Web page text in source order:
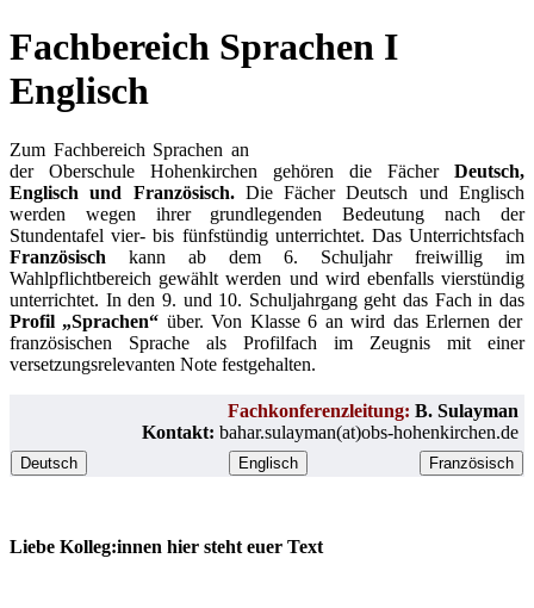
Fachbereich Sprachen I
Englisch
Zum Fachbereich Sprachen an
der Oberschule Hohenkirchen gehören die Fächer Deutsch,
Englisch und Französisch. Die Fächer Deutsch und Englisch
werden wegen ihrer grundlegenden Bedeutung nach der
Stundentafel vier- bis fünfstündig unterrichtet. Das Unterrichtsfach
Französisch kann ab dem 6. Schuljahr freiwillig im
Wahlpflichtbereich gewählt werden und wird ebenfalls vierstündig
unterrichtet. In den 9. und 10. Schuljahrgang geht das Fach in das
Profil „Sprachen“ über. Von Klasse 6 an wird das Erlernen der
französischen Sprache als Profilfach im Zeugnis mit einer
versetzungsrelevanten Note festgehalten.
Fachkonferenzleitung: B. Sulayman
Kontakt: bahar.sulayman(at)obs-hohenkirchen.de
Deutsch Englisch Französisch
Liebe Kolleg:innen hier steht euer Text